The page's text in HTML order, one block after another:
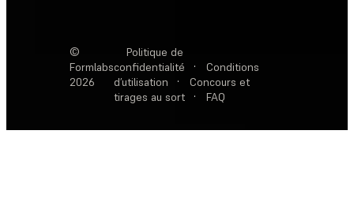
©
Formlabs
2026
Politique de
confidentialité
·
Conditions
d’utilisation
·
Concours et
tirages au sort
· FAQ